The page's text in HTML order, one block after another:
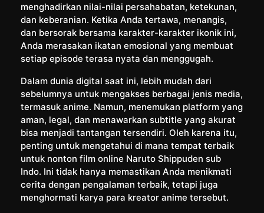
menghadirkan nilai-nilai persahabatan, ketekunan,
dan keberanian. Ketika Anda tertawa, menangis,
dan bersorak bersama karakter-karakter ikonik ini,
Anda merasakan ikatan emosional yang membuat
setiap episode terasa nyata dan menggugah.
Dalam dunia digital saat ini, lebih mudah dari
sebelumnya untuk mengakses berbagai jenis media,
termasuk anime. Namun, menemukan platform yang
aman, legal, dan menawarkan subtitle yang akurat
bisa menjadi tantangan tersendiri. Oleh karena itu,
penting untuk mengetahui di mana tempat terbaik
untuk nonton film online Naruto Shippuden sub
Indo. Ini tidak hanya memastikan Anda menikmati
cerita dengan pengalaman terbaik, tetapi juga
menghormati karya para kreator anime tersebut.